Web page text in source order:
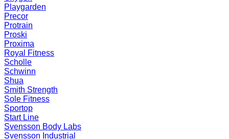
Playgarden
Precor
Protrain
Proski
Proxima
Royal Fitness
Scholle
Schwinn
Shua
Smith Strength
Sole Fitness
Sportop
Start Line
Svensson Body Labs
Svensson Industrial